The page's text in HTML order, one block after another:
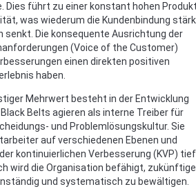
Dies führt zu einer konstant hohen
was wiederum die Kundenbindung
senkt. Die konsequente Ausrichtung der
(Voice of the Customer)
einen direkten positiven
haben.
Mehrwert besteht in der Entwicklung
Belts agieren als interne Treiber für
und Problemlösungskultur. Sie
auf verschiedenen Ebenen und
kontinuierlichen Verbesserung (KVP) tief
wird die Organisation befähigt, zukünftige
und systematisch zu bewältigen.